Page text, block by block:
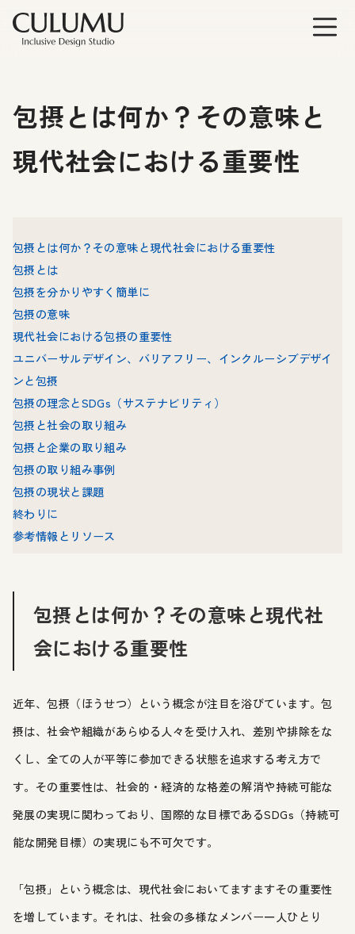
包摂とは何か？その意味と
現代社会における重要性
包摂とは何か？その意味と現代社会における重要性
包摂とは
包摂を分かりやすく簡単に
包摂の意味
現代社会における包摂の重要性
ユニバーサルデザイン、バリアフリー、インクルーシブデザイ
ンと包摂
包摂の理念とSDGs（サステナビリティ）
包摂と社会の取り組み
包摂と企業の取り組み
包摂の取り組み事例
包摂の現状と課題
終わりに
参考情報とリソース
包摂とは何か？その意味と現代社
会における重要性
近年、包摂（ほうせつ）という概念が注目を浴びています。包
摂は、社会や組織があらゆる人々を受け入れ、差別や排除をな
くし、全ての人が平等に参加できる状態を追求する考え方で
す。その重要性は、社会的・経済的な格差の解消や持続可能な
発展の実現に関わっており、国際的な目標であるSDGs（持続可
能な開発目標）の実現にも不可欠です。
「包摂」という概念は、現代社会においてますますその重要性
を増しています。それは、社会の多様なメンバー一人ひとり